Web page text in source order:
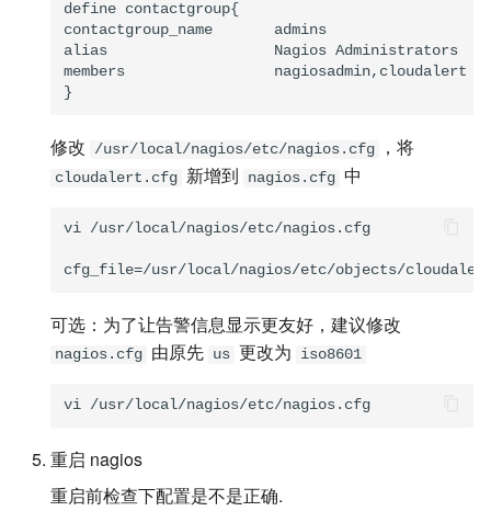
define contactgroup{
contactgroup_name       admins
alias                   Nagios Administrators
members                 nagiosadmin,cloudalert
修改 /usr/local/nagios/etc/nagios.cfg ，将
cloudalert.cfg 新增到 nagios.cfg 中
vi /usr/local/nagios/etc/nagios.cfg
可选：为了让告警信息显示更友好，建议修改
nagios.cfg 由原先 us 更改为 iso8601
重启 nagios
重启前检查下配置是不是正确.